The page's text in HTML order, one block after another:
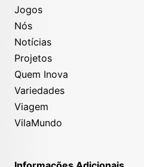
Jogos
Nós
Notícias
Projetos
Quem Inova
Variedades
Viagem
VilaMundo